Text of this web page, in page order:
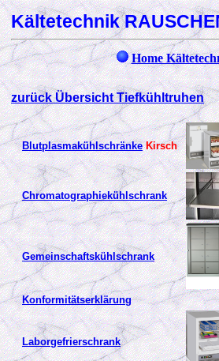
Kältetechnik
Home
zurück Übersicht Tiefkühltruhen
Blutplasmakühlschränke Kirsch
Chromatographiekühlschrank
Gemeinschaftskühlschrank
Konformitätserklärung
Laborgefrierschrank